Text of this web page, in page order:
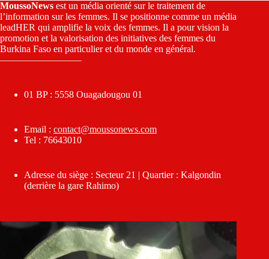
MoussoNews est un média orienté sur le traitement de
l’information sur les femmes. Il se positionne comme un média
leadHER qui amplifie la voix des femmes. Il a pour vision la
promotion et la valorisation des initiatives des femmes du
Burkina Faso en particulier et du monde en général.
————————–
01 BP : 5558 Ouagadougou 01
Email : contact@moussonews.com
Tel : 76643010
Adresse du siège : Secteur 21 | Quartier : Kalgondin
(derrière la gare Rahimo)